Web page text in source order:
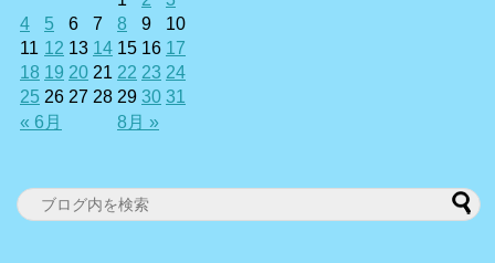
« 6月 8月 »
4
5 6 7 8 9
10
11 12 13 14 15 16 17
18 19 20 21 22 23 24
25 26 27 28 29 30 31